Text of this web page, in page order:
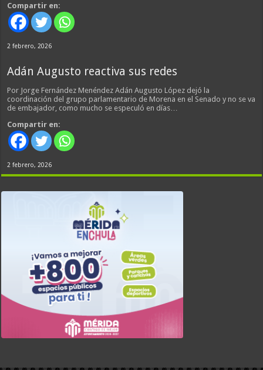
Compartir en:
2 febrero, 2026
Adán Augusto reactiva sus redes
Por Jorge Fernández Menéndez Adán Augusto López dejó la
coordinación del grupo parlamentario de Morena en el Senado y no se va
de embajador, como mucho se especuló en días…
Compartir en:
2 febrero, 2026